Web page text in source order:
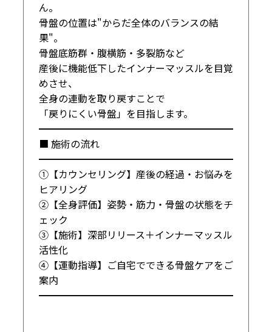
ん。
骨盤の位置は"からだ全体のバランスの結
果"。
骨盤底筋群・腹横筋・多裂筋など
産後に機能低下したインナーマッスルを目覚
めさせ、
全身の連動を取り戻すことで
「戻りにくい骨盤」を目指します。
━━━━━━━━━━━━━━━━━━━━
■ 施術の流れ
━━━━━━━━━━━━━━━━━━━━
①【カウンセリング】産後の経過・お悩みを
ヒアリング
②【全身評価】姿勢・筋力・骨盤の状態をチ
ェック
③【施術】深部リリース＋インナーマッスル
活性化
④【運動指導】ご自宅でできる骨盤ケアをご
案内
━━━━━━━━━━━━━━━━━━━━